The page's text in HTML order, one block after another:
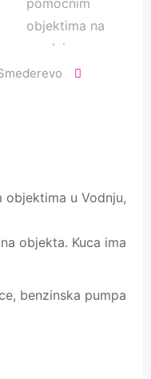
objektima u Vodnju,
objekta. Kuca ima
benzinska pumpa